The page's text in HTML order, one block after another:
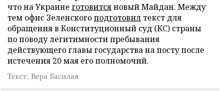
что на Украине готовитсяновый Майдан. Между
тем офис Зеленскогоподготовил текст для
обращения в Конституционный суд (КС) страны
по поводу легитимности пребывания
действующего главы государства на посту после
истечения 20 мая его полномочий.
Текст: Вера Басилая